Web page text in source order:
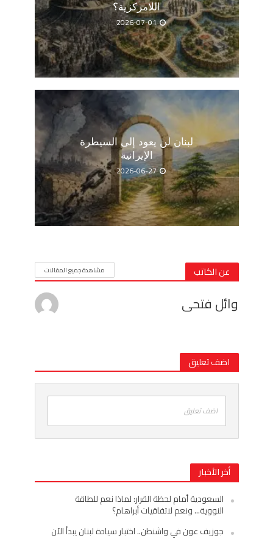
اللامركزية؟
2026-07-01
لبنان لن يعود إلى السيطرة
الإيرانية
2026-06-27
عن الكاتب مشاهدة جميع المقالات
وائل فتحى
اضف تعليق
اضف تعليق
أخر الأخبار
السعودية أمام لحظة القرار: لماذا نعم للطاقة
النووية… ونعم لاتفاقيات أبراهام؟
جوزيف عون في واشنطن.. اختبار سيادة لبنان يبدأ الآن